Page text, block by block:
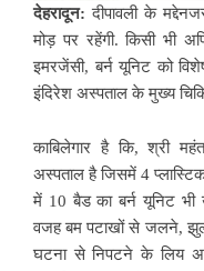
देहरादून: दीपावली के
मोड़ पर रहेंगी. किसी भी
इमरजेंसी, बर्न यूनिट को
इंदिरेश अस्पताल के मुख्य
काबिलेगार है कि, श्री
अस्पताल है जिसमें 4
में 10 बैड का बर्न यूनिट भी
वजह बम पटाखों से जलने,
घटना से निपटने के लिय